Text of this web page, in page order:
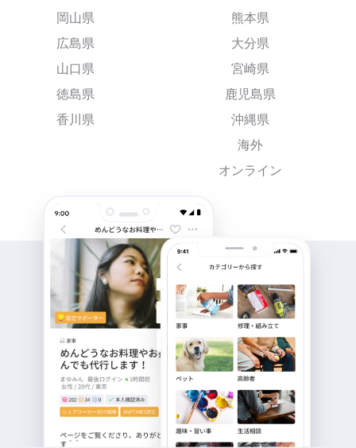
岡山県
広島県
山口県
徳島県
香川県
熊本県
大分県
宮崎県
鹿児島県
沖縄県
海外
オンライン